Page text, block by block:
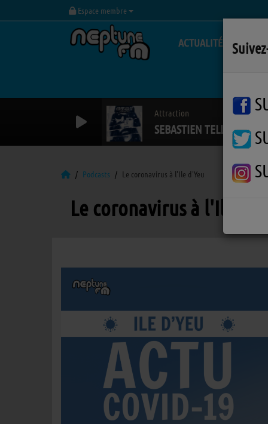
Espace membre
ACTUALITÉS
Attraction
SEBASTIEN TELLIER /
Podcasts Le coronavirus à l'Ile d'Yeu
Le coronavirus à l'Ile